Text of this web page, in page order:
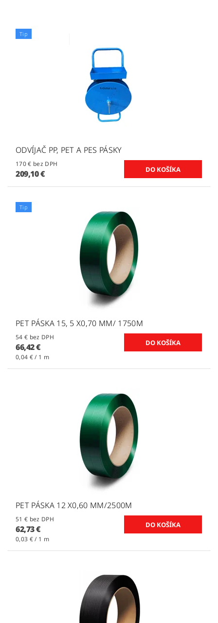
Tip
ODVÍJAČ PP, PET A PES PÁSKY
170 € bez DPH
209,10 €
Tip
PET PÁSKA 15, 5 X0,70 MM/ 1750M
54 € bez DPH
66,42 €
0,04 € / 1 m
PET PÁSKA 12 X0,60 MM/2500M
51 € bez DPH
62,73 €
0,03 € / 1 m